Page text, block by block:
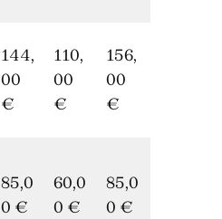
144,
00
€
110,
00
€
156,
00
€
85,0
0 €
60,0
0 €
85,0
0 €